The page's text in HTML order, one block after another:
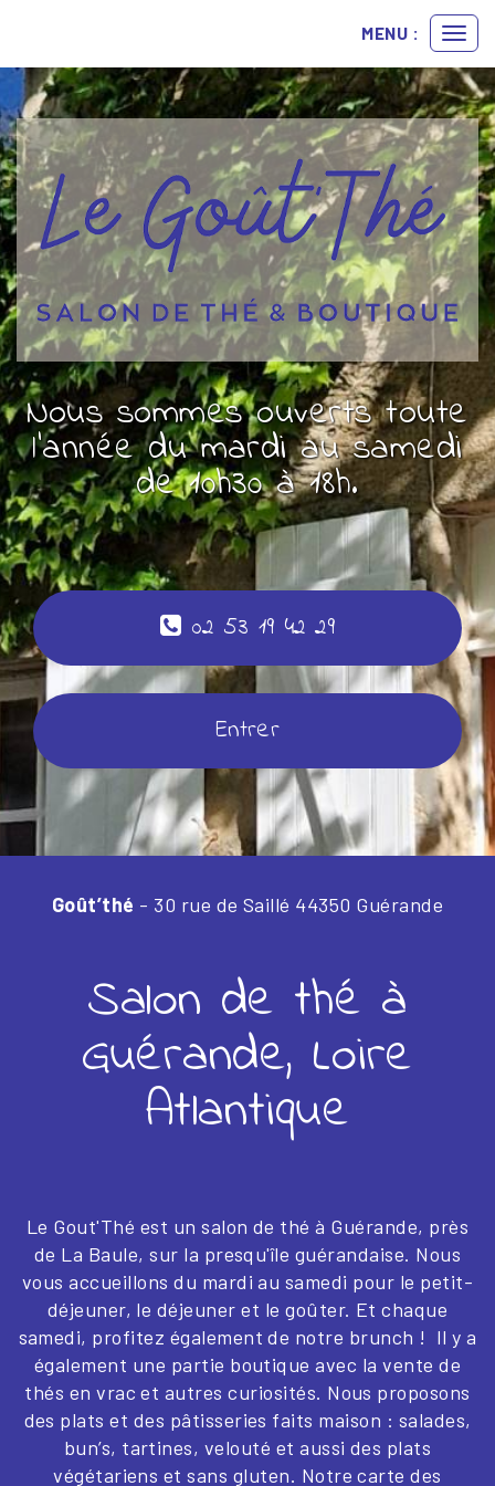
le
MENU :
Nous sommes ouverts toute
l’année du mardi au samedi
de 10h30 à 18h.
02 53 19 42 29
Entrer
Goût’thé - 30 rue de Saillé 44350 Guérande
Salon de thé à
Guérande, Loire
Atlantique
Le Gout'Thé est un salon de thé à Guérande, près
de La Baule, sur la presqu'île guérandaise. Nous
vous accueillons du mardi au samedi pour le petit-
déjeuner, le déjeuner et le goûter. Et chaque
samedi, profitez également de notre brunch ! Il y a
également une partie boutique avec la vente de
thés en vrac et autres curiosités. Nous proposons
des plats et des pâtisseries faits maison : salades,
bun’s, tartines, velouté et aussi des plats
végétariens et sans gluten. Notre carte des